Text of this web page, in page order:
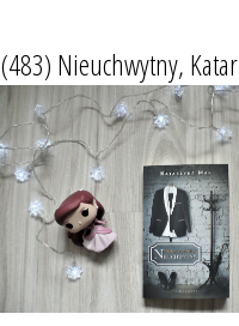
(483) Nieuchwytny,